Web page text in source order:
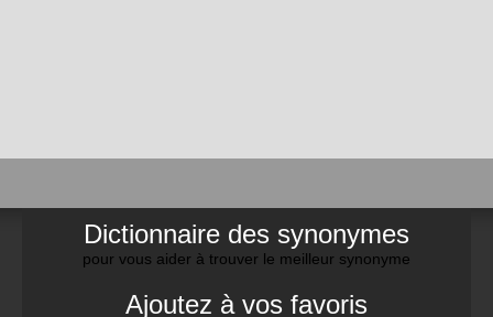
Dictionnaire des synonymes
pour vous aider à trouver le meilleur synonyme
Ajoutez à vos favoris